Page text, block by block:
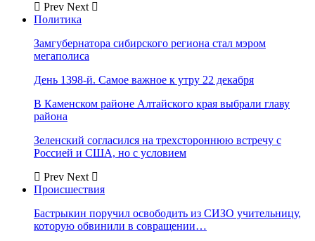
Prev Next
Политика
Замгубернатора сибирского региона стал мэром
мегаполиса
День 1398-й. Самое важное к утру 22 декабря
В Каменском районе Алтайского края выбрали главу
района
Зеленский согласился на трехстороннюю встречу с
Россией и США, но с условием
Prev Next
Происшествия
Бастрыкин поручил освободить из СИЗО учительницу,
которую обвинили в совращении…